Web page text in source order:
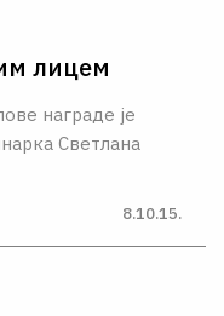
лицем
награде је
Светлана
8.10.15.